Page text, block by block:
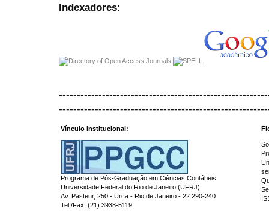
Indexadores:
Vínculo Institucional:
Programa de Pós-Graduação em Ciências Contábeis
Universidade Federal do Rio de Janeiro (UFRJ)
Av. Pasteur, 250 - Urca - Rio de Janeiro - 22.290-240
Tel./Fax: (21) 3938-5119